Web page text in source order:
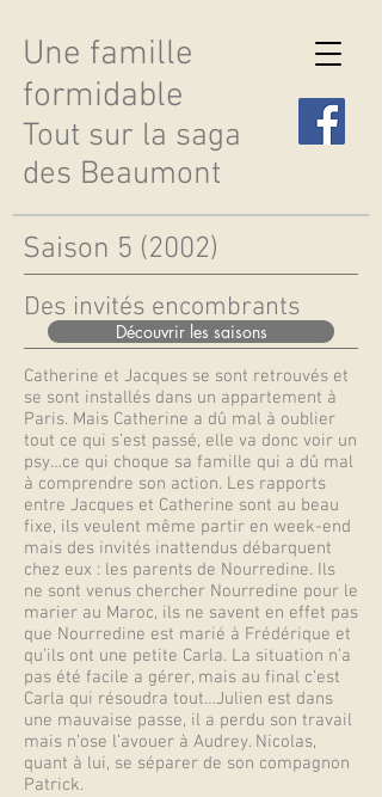
Une famille
formidable
Tout sur la saga
des Beaumont
Découvrir les saisons
Saison 5 (2002)
Des invités encombrants
Catherine et Jacques se sont retrouvés et
se sont installés dans un appartement à
Paris. Mais Catherine a dû mal à oublier
tout ce qui s’est passé, elle va donc voir un
psy…ce qui choque sa famille qui a dû mal
à comprendre son action. Les rapports
entre Jacques et Catherine sont au beau
fixe, ils veulent même partir en week-end
mais des invités inattendus débarquent
chez eux : les parents de Nourredine. Ils
ne sont venus chercher Nourredine pour le
marier au Maroc, ils ne savent en effet pas
que Nourredine est marié à Frédérique et
qu’ils ont une petite Carla. La situation n’a
pas été facile a gérer, mais au final c’est
Carla qui résoudra tout…Julien est dans
une mauvaise passe, il a perdu son travail
mais n’ose l’avouer à Audrey. Nicolas,
quant à lui, se séparer de son compagnon
Patrick.